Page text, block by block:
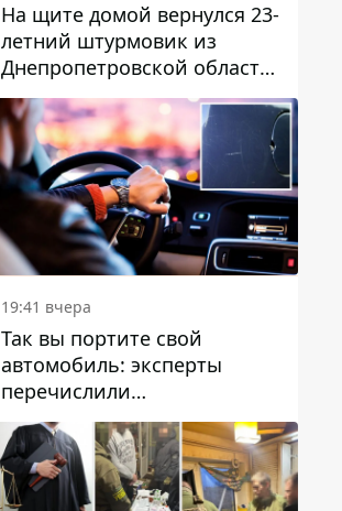
На щите домой вернулся 23-
летний штурмовик из
Днепропетровской области
Богдан Бескровный
19:41 вчера
Так вы портите свой
автомобиль: эксперты
перечислили
распространенные
привычки водителей,
которые на самом деле
вредят машине